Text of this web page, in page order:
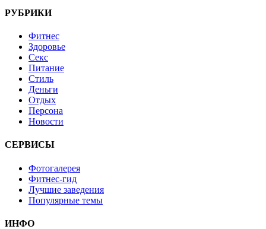
РУБРИКИ
Фитнес
Здоровье
Секс
Питание
Стиль
Деньги
Отдых
Персона
Новости
СЕРВИСЫ
Фотогалерея
Фитнес-гид
Лучшие заведения
Популярные темы
ИНФО